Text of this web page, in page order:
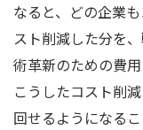
なると、どの企業
スト削減した分を
術革新のための費
こうしたコスト削
回せるようになる